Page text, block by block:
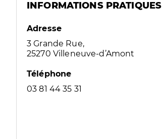
INFORMATIONS PRATIQUES
Adresse
3 Grande Rue,
25270 Villeneuve-d’Amont
Téléphone
03 81 44 35 31